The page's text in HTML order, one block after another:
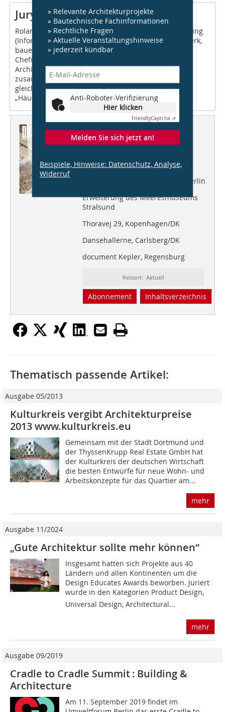
Jury „Häuser des Jahres“
Roland Merz (Atrium, Archithema Verlag), Ulrich Nolting
(InformationsZentrum Beton), Christoph Ramisch (werk,
bauen + wohnen), Michael Schuster (DBZ-
Chefredakteur), Vorjahressieger Boris Milla (Milla
Architekten) und Eva Maria Herrmann. Letztere ist
zusammen mit Johanna Adorján Autorin der
gleichnamigen Publikation, die traditionell alle 50
„Häuser des Jahres“ vorstellt.
Dieser Artikel erschien in
DBZ 11/2025
Bauen im Bestand
Heftpartner: gmp Architekten, Berlin
Erweiterung des Meeresmuseums
Stralsund
Thoravej 29, Kopenhagen/DK
Dansehallerne, Carlsberg/DK
document Kepler, Regensburg
Ressort: Aktuell
Abonnement Inhaltsverzeichnis
» Relevante Architekturprojekte
» Bautechnische Fachinformationen
» Rechtliche Fragen
» Aktuelle Veranstaltungshinweise
» jederzeit kündbar
Anti-Roboter-Verifizierung
Hier klicken
FriendlyCaptcha ⇗
Melden Sie sich jetzt an!
Beispiele, Hinweise: Datenschutz, Analyse,
Widerruf
Thematisch passende Artikel:
Ausgabe 05/2013
Kulturkreis vergibt Architekturpreise
2013 www.kulturkreis.eu
Gemeinsam mit der Stadt Dortmund und
der ThyssenKrupp Real Estate GmbH hat
der Kulturkreis der deutschen Wirtschaft
die besten Entwürfe für neue Wohn- und
Arbeitskonzepte für das Quartier am...
mehr
Ausgabe 11/2024
„Gute Architektur sollte mehr können“
Insgesamt hatten sich Projekte aus 40
Ländern und allen Kontinenten um die
Design Educates Awards beworben. Juriert
wurde in den Kategorien Product Design,
Universal Design, Architectural...
mehr
Ausgabe 09/2019
Cradle to Cradle Summit : Building &
Architecture
Am 11. September 2019 findet im